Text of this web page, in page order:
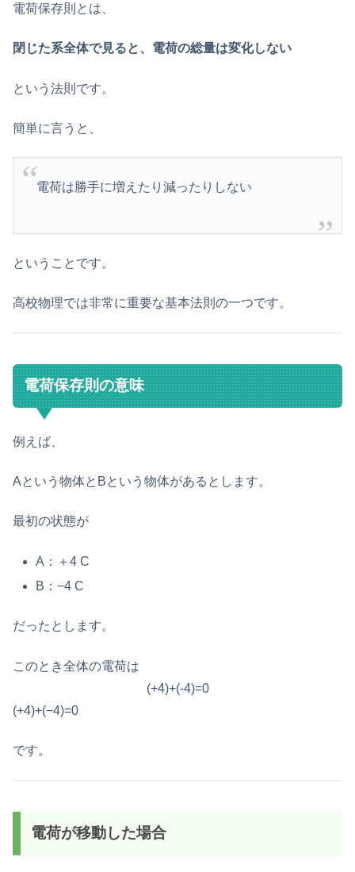
電荷保存則とは、
閉じた系全体で見ると、電荷の総量は変化しない
という法則です。
簡単に言うと、
電荷は勝手に増えたり減ったりしない
ということです。
高校物理では非常に重要な基本法則の一つです。
電荷保存則の意味
例えば、
Aという物体とBという物体があるとします。
最初の状態が
A：＋4 C
B：−4 C
だったとします。
このとき全体の電荷は
(+4)+(-4)=0
(+4)+(−4)=0
です。
電荷が移動した場合